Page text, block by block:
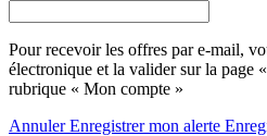
Pour recevoir les offres par e-mail,
électronique et la valider sur la page «
rubrique « Mon compte »
AnnulerEnregistrer mon alerte